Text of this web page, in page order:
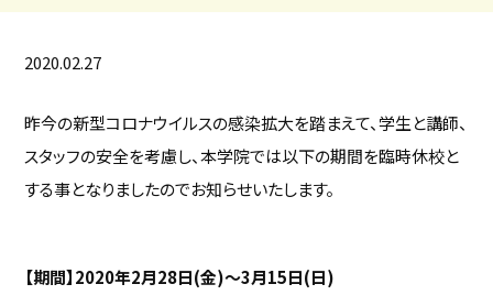
2020.02.27
昨今の新型コロナウイルスの感染拡大を踏まえて、学生と講師、
スタッフの安全を考慮し、本学院では以下の期間を臨時休校と
する事となりましたのでお知らせいたします。
【期間】2020年2月28日(金)～3月15日(日)